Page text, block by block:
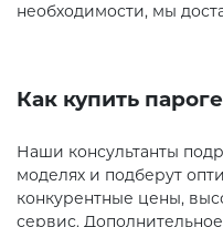
необходимости, мы
Как купить
Наши консультанты
моделях и подберут
конкурентные цены,
сервис.